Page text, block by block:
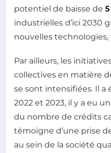
potentiel de baisse de
industrielles d’ici 2030
nouvelles technologies,
Par ailleurs, les
collectives en matière
se sont intensifiées. Il a
2022 et 2023, il y a eu
du nombre de crédits
témoigne d’une prise
au sein de la société